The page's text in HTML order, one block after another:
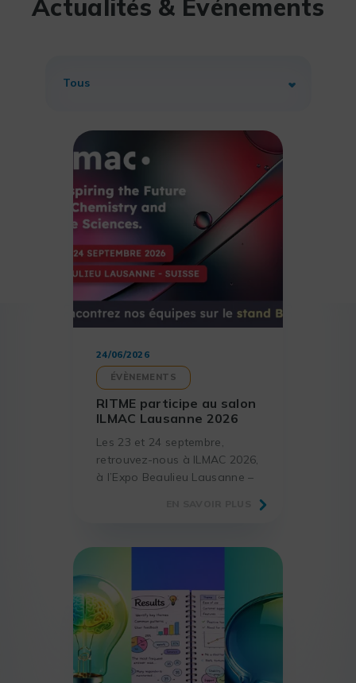
Actualités & Evénements
24/06/2026
ÉVÈNEMENTS
RITME participe au salon
ILMAC Lausanne 2026
Les 23 et 24 septembre,
retrouvez-nous à ILMAC 2026,
à l’Expo Beaulieu Lausanne –
science.